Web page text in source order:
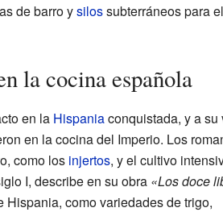
de barro ysilossubterráneos para
la cocina española
en la Hispaniaconquistada, y a su
en la cocina del Imperio. Los
como los injertos, y el cultivo
I, describe en su obra «Los doce
Hispania, como variedades de trigo,